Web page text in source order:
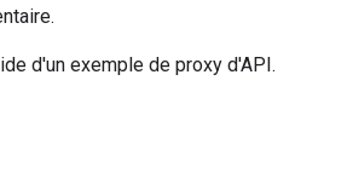
d'un exemple de proxy d'API.